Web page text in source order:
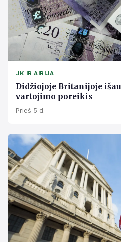
JK IR AIRIJA
Didžiojoje Britanijoje
vartojimo poreikis
Prieš 5 d.